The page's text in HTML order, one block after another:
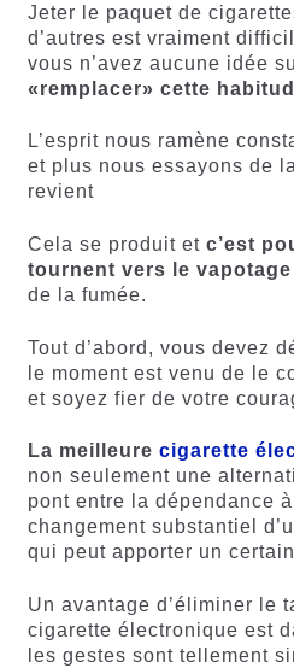
Jeter le paquet de
d’autres est vraiment
vous n’avez aucune idée
«remplacer» cette
L’esprit nous ramène
et plus nous essayons de
revient
Cela se produit et c’est
tournent vers le vapotage
de la fumée.
Tout d’abord, vous devez
le moment est venu de le
et soyez fier de votre
La meilleure cigarette
non seulement une
pont entre la dépendance
changement substantiel
qui peut apporter un
Un avantage d’éliminer le
cigarette électronique est
les gestes sont tellement